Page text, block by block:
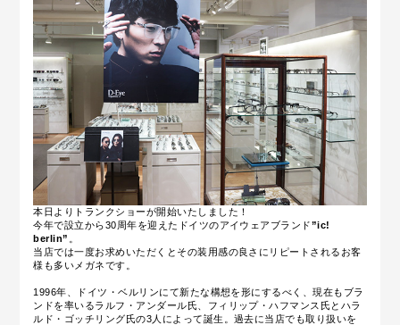
本日よりトランクショーが開始いたしました！
今年で設立から30周年を迎えたドイツのアイウェアブランド”ic!
berlin” 。
当店では一度お求めいただくとその装用感の良さにリピートされるお客
様も多いメガネです。
1996年、ドイツ・ベルリンにて新たな構想を形にするべく、現在もブラ
ンドを率いるラルフ・アンダール氏、フィリップ・ハフマンス氏とハラ
ルド・ゴッチリング氏の3人によって誕生。過去に当店でも取り扱いを